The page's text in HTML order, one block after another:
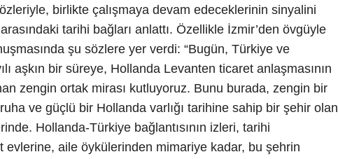
birlikte çalışmaya devam edeceklerinin sinyalini
tarihi bağları anlattı. Özellikle İzmir’den övgüyle
şu sözlere yer verdi: “Bugün, Türkiye ve
aşkın bir süreye, Hollanda Levanten ticaret anlaşmasının
zengin ortak mirası kutluyoruz. Bunu burada, zengin bir
ve güçlü bir Hollanda varlığı tarihine sahip bir şehir olan
Hollanda-Türkiye bağlantısının izleri, tarihi
evlerine, aile öykülerinden mimariye kadar, bu şehrin